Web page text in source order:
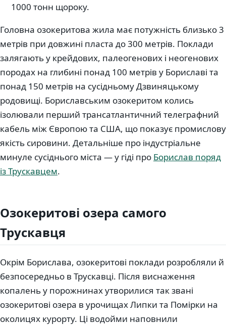
1000 тонн щороку.
Головна озокеритова жила має потужність близько 3
метрів при довжині пласта до 300 метрів. Поклади
залягають у крейдових, палеогенових і неогенових
породах на глибині понад 100 метрів у Бориславі та
понад 150 метрів на сусідньому Дзвиняцькому
родовищі. Бориславським озокеритом колись
ізолювали перший трансатлантичний телеграфний
кабель між Європою та США, що показує промислову
якість сировини. Детальніше про індустріальне
минуле сусіднього міста — у гіді про Борислав поряд
із Трускавцем.
Озокеритові озера самого
Трускавця
Окрім Борислава, озокеритові поклади розробляли й
безпосередньо в Трускавці. Після виснаження
копалень у порожнинах утворилися так звані
озокеритові озера в урочищах Липки та Помірки на
околицях курорту. Ці водойми наповнили